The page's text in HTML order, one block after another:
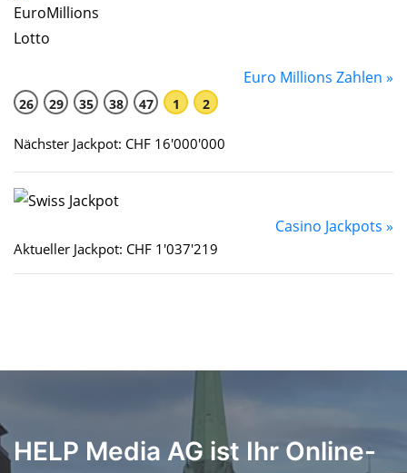
Euro Millions Zahlen »
26 29 35 38 47 1 2
Nächster Jackpot: CHF 16'000'000
Casino Jackpots »
Aktueller Jackpot: CHF 1'037'219
HELP Media AG ist Ihr Online-